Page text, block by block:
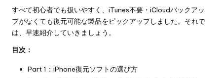
すべて初心者でも扱いやすく、iTunes不要・iCloudバックアッ
プがなくても復元可能な製品をピックアップしました。それで
は、早速紹介していきましょう。
目次：
Part 1：iPhone復元ソフトの選び方